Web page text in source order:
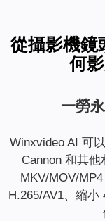
從攝影機鏡
何
一勞
Winxvideo AI 可
Cannon 和其
MKV/MOV/
H.265/AV1、縮